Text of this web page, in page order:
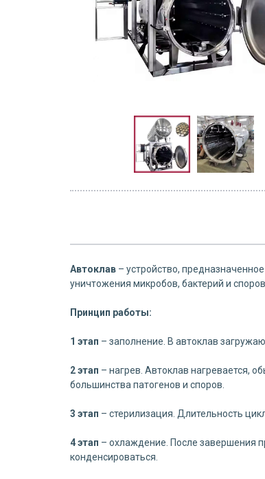
Автоклав – устройство,
уничтожения микробов, бактерий и споров.
Принцип работы:
1 этап – заполнение. В автоклав
2 этап – нагрев. Автоклав нагревается,
большинства патогенов и споров.
3 этап – стерилизация. Длительность
4 этап – охлаждение. После завершения
конденсироваться.